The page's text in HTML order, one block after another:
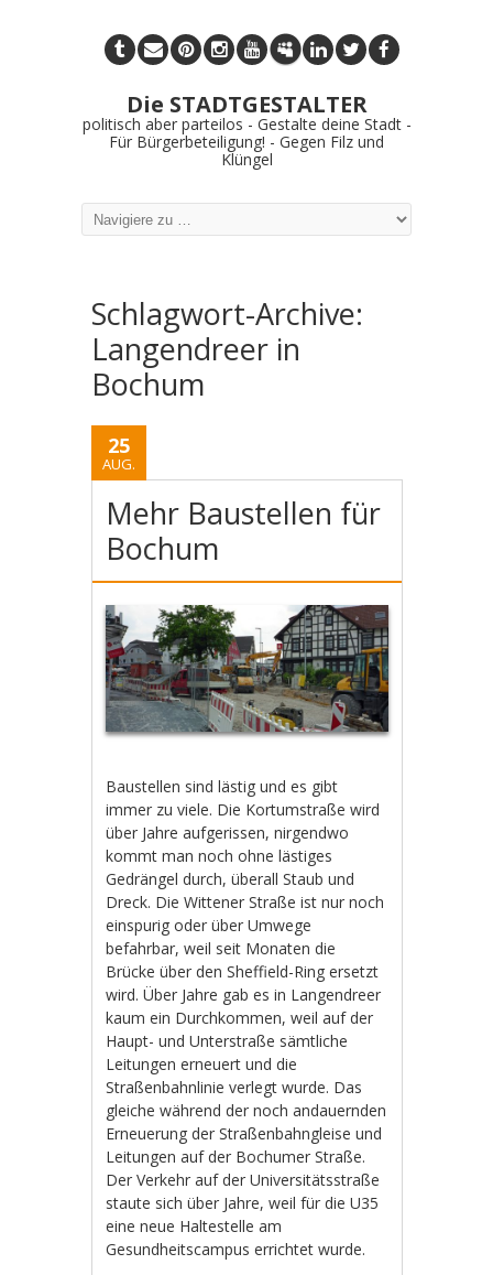
Die STADTGESTALTER
politisch aber parteilos - Gestalte deine Stadt -
Für Bürgerbeteiligung! - Gegen Filz und
Klüngel
Schlagwort-Archive:
Langendreer in
Bochum
25
AUG.
Mehr Baustellen für
Bochum
Baustellen sind lästig und es gibt
immer zu viele. Die Kortumstraße wird
über Jahre aufgerissen, nirgendwo
kommt man noch ohne lästiges
Gedrängel durch, überall Staub und
Dreck. Die Wittener Straße ist nur noch
einspurig oder über Umwege
befahrbar, weil seit Monaten die
Brücke über den Sheffield-Ring ersetzt
wird. Über Jahre gab es in Langendreer
kaum ein Durchkommen, weil auf der
Haupt- und Unterstraße sämtliche
Leitungen erneuert und die
Straßenbahnlinie verlegt wurde. Das
gleiche während der noch andauernden
Erneuerung der Straßenbahngleise und
Leitungen auf der Bochumer Straße.
Der Verkehr auf der Universitätsstraße
staute sich über Jahre, weil für die U35
eine neue Haltestelle am
Gesundheitscampus errichtet wurde.